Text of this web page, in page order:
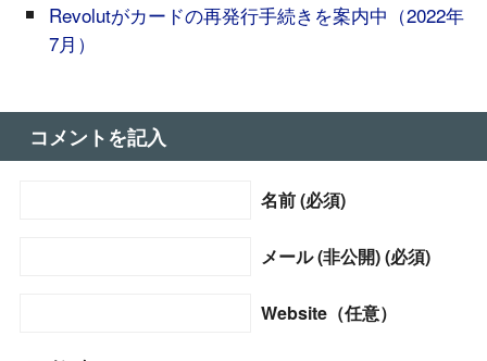
Revolutがカードの再発行手続きを案内中（2022年
7月）
コメントを記入
名前 (必須)
メール (非公開) (必須)
Website（任意）